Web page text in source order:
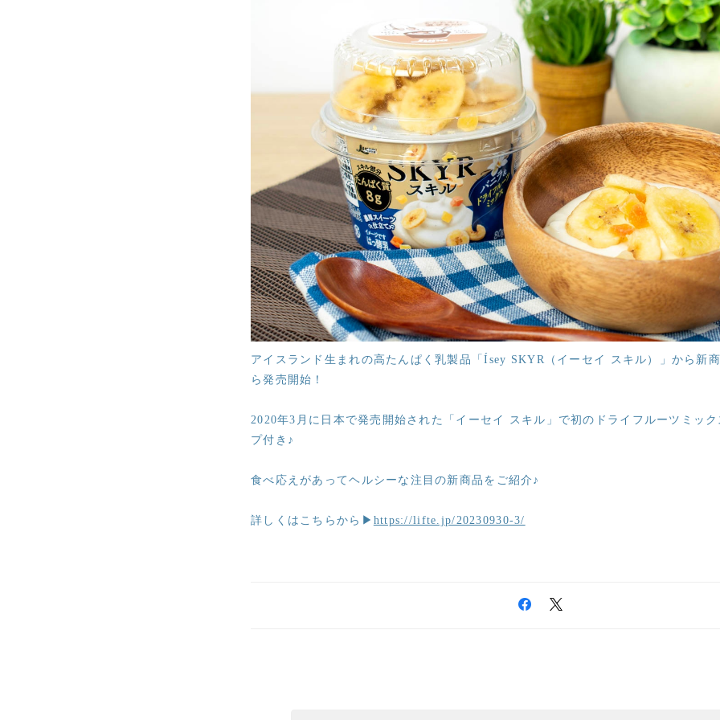
アイスランド生まれの高たんぱく乳製品「Ísey SKYR（イーセイ スキル）」から新
ら発売開始！
2020年3月に日本で発売開始された「イーセイ スキル」で初のドライフルーツミッ
プ付き♪
食べ応えがあってヘルシーな注目の新商品をご紹介♪
詳しくはこちらから▶ https://lifte.jp/20230930-3/